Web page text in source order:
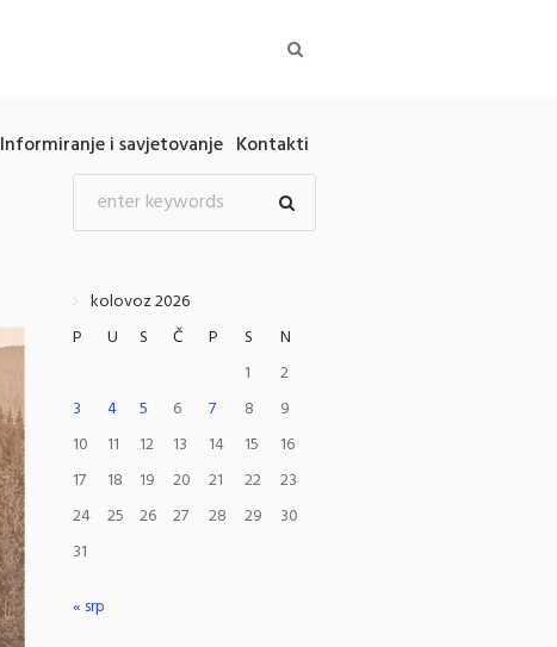
Informiranje i savjetovanje Kontakti
kolovoz 2026
P
U S Č P S
N
1
2
3
4 5 6 7 8
9
10
11 12 13 14 15
16
17
18 19 20 21 22
23
24
25 26 27 28 29
30
31
« srp